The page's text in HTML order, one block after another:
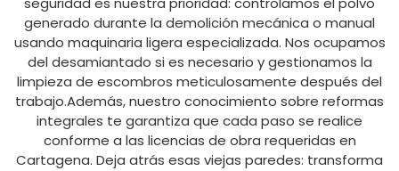
generado durante la demolición mecánica o manual
usando maquinaria ligera especializada. Nos ocupamos
del desamiantado si es necesario y gestionamos la
limpieza de escombros meticulosamente después del
trabajo.Además, nuestro conocimiento sobre reformas
integrales te garantiza que cada paso se realice
conforme a las licencias de obra requeridas en
Cartagena. Deja atrás esas viejas paredes: transforma